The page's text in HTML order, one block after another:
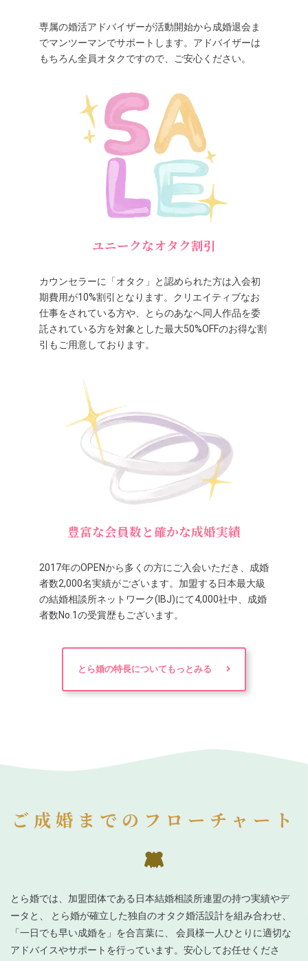
専属の婚活アドバイザーが活動開始から成婚退会ま
でマンツーマンでサポートします。アドバイザーは
もちろん全員オタクですので、ご安心ください。
ユニークなオタク割引
カウンセラーに「オタク」と認められた方は入会初
期費用が10%割引となります。クリエイティブなお
仕事をされている方や、とらのあなへ同人作品を委
託されている方を対象とした最大50%OFFのお得な割
引もご用意しております。
豊富な会員数と確かな成婚実績
2017年のOPENから多くの方にご入会いただき、成婚
者数2,000名実績がございます。加盟する日本最大級
の結婚相談所ネットワーク(IBJ)にて4,000社中、成婚
者数No.1の受賞歴もございます。
とら婚の特長についてもっとみる
ご成婚までのフローチャート
とら婚では、加盟団体である日本結婚相談所連盟の持つ実績やデ
ータと、 とら婚が確立した独自のオタク婚活設計を組み合わせ、
「一日でも早い成婚を」を合言葉に、 会員様一人ひとりに適切な
アドバイスやサポートを行っています。安心してお任せくださ